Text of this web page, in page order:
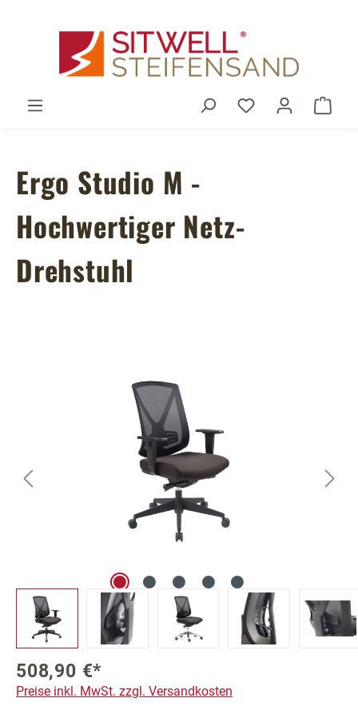
Du hast 0
Ergo Studio M -
Hochwertiger Netz-
Drehstuhl
Bildergalerie überspringen
508,90 €*
Preise inkl. MwSt. zzgl. Versandkosten